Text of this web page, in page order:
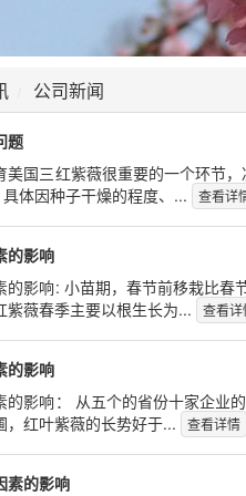
公司新闻
题
美国三红紫薇很重要的一个环节
体因种子干燥的程度、...
查看详
的影响
的影响: 小苗期，春节前移栽比
紫薇春季主要以根生长为...
查看详
的影响
的影响： 从五个的省份十家企业
，红叶紫薇的长势好于...
查看详情
素的影响